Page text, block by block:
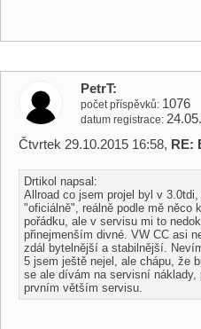
PetrT
počet příspěvků 1076
datum registrace
Čtvrtek 29.10.2015 16:58, RE:
Drtikol napsal:
Allroad co jsem projel byl v
"oficiálně", reálně podle mě něco
pořádku, ale v servisu mi to
přinejmenším divné. VW CC asi
zdál bytelnější a stabilnější.
5 jsem ještě nejel, ale chápu, že
se ale dívám na servisní
prvním větším servisu.